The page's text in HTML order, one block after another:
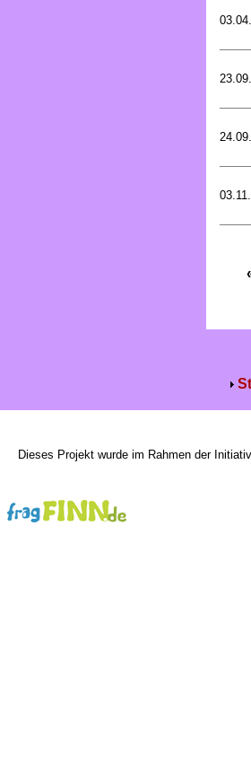
Dieses Projekt wurde im Rahmen der